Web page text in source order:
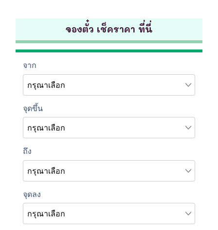
จองตั๋ว เช็คราคา ที่นี่